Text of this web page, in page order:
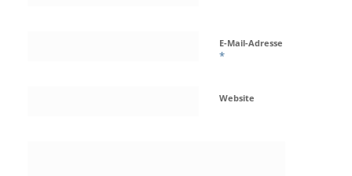
E-Mail-Adresse
*
Website